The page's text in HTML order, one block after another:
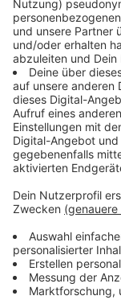
Anzeige
Engagement
viele gute Ideen
Mehrwert für
bieten. Aber oft
finanziellen
Sonderaktion
gemeinsam mit
bis zu 25.000
Anzeige